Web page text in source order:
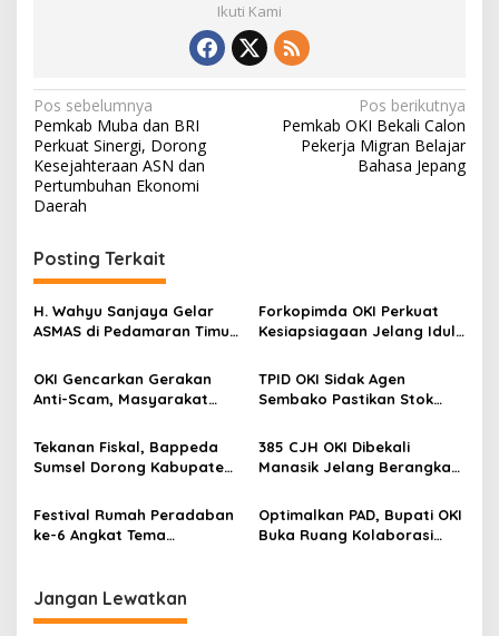
Ikuti Kami
N
a
v
i
a
s
i
o
Pos sebelumnya
Pemkab Muba dan BRI
Perkuat Sinergi, Dorong
Kesejahteraan ASN dan
Pertumbuhan Ekonomi
Daerah
Pos berikutnya
Pemkab OKI Bekali Calon
Pekerja Migran Belajar
Bahasa Jepang
Posting Terkait
H. Wahyu Sanjaya Gelar
ASMAS di Pedamaran Timur,
Dasar Warga Negara
Menurut UUD NRI Tahun
Forkopimda OKI Perkuat
Kesiapsiagaan Jelang Idul
OKI Gencarkan Gerakan
Anti-Scam, Masyarakat
Siber
TPID OKI Sidak Agen
Sembako Pastikan Stok
Tekanan Fiskal, Bappeda
Sumsel Dorong Kabupaten
Pembiayaan
385 CJH OKI Dibekali
Manasik Jelang Berangkat
Festival Rumah Peradaban
ke-6 Angkat Tema
Optimalkan PAD, Bupati OKI
Buka Ruang Kolaborasi
Jangan Lewatkan